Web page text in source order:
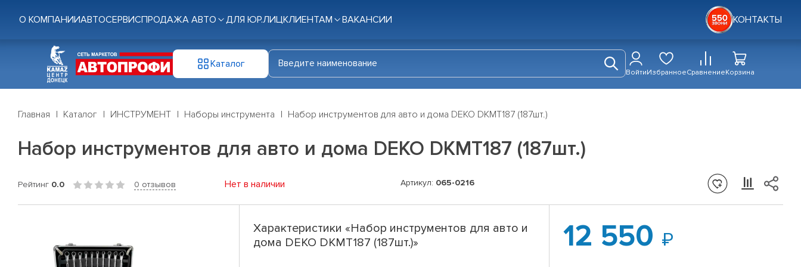
О КОМПАНИИАВТОСЕРВИСПРОДАЖА АВТО ДЛЯ ЮР.ЛИЦКЛИЕНТАМ ВАКАНСИИ КОНТАКТЫ
Каталог
ВойтиИзбранноеСравнениеКорзина
Главная Каталог ИНСТРУМЕНТ Наборы инструмента Набор инструментов для авто и дома DEKO DKMT187 (187шт.)
Набор инструментов для авто и дома DEKO DKMT187 (187шт.)
Рейтинг 0.0 0 отзывов Нет в наличии Артикул: 065-0216
Характеристики «Набор инструментов для авто и
дома DEKO DKMT187 (187шт.)»
12 550